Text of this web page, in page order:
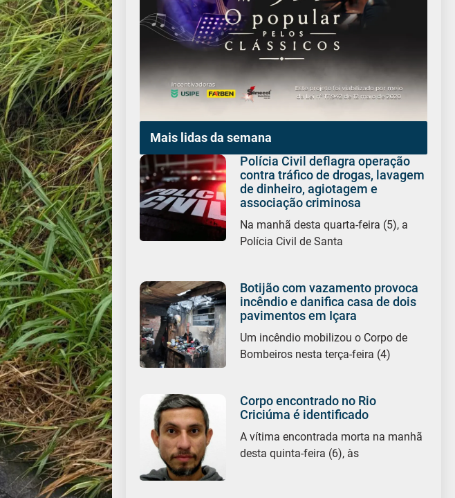
Mais lidas da semana
Polícia Civil deflagra operação
contra tráfico de drogas, lavagem
de dinheiro, agiotagem e
associação criminosa
Na manhã desta quarta-feira (5), a
Polícia Civil de Santa
Botijão com vazamento provoca
incêndio e danifica casa de dois
pavimentos em Içara
Um incêndio mobilizou o Corpo de
Bombeiros nesta terça-feira (4)
Corpo encontrado no Rio
Criciúma é identificado
A vítima encontrada morta na manhã
desta quinta-feira (6), às